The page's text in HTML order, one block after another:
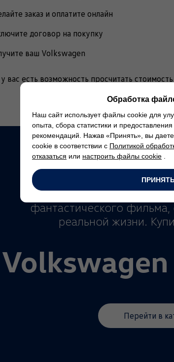
заказ и оплатите онлайн
договор на покупку
ваш Volkswagen
вас есть возможность просчитать
Когда-то покупка авто
фантастического фильма,
реальной жизни.
Volkswagen
Перейти в
Обработка
Наш сайт использует файлы cookie для
опыта, сбора статистики и
рекомендаций. Нажав «Принять», вы
cookie в соответствии с Политикой
отказаться или настроить файлы cookie